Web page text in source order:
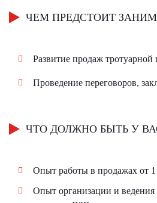
ЧЕМ ПРЕДСТОИТ
Развитие продаж тротуарной
Проведение переговоров,
ЧТО ДОЛЖНО БЫТЬ У
Опыт работы в продажах от 1
Опыт организации и